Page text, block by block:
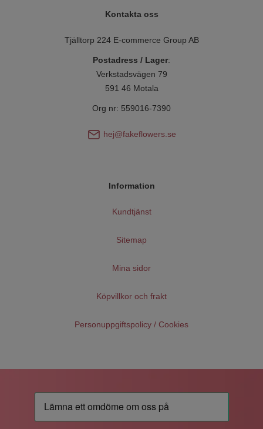
Kontakta oss
Tjälltorp 224 E-commerce Group AB
Postadress / Lager:
Verkstadsvägen 79
591 46 Motala
Org nr: 559016-7390
hej@fakeflowers.se
Information
Kundtjänst
Sitemap
Mina sidor
Köpvillkor och frakt
Personuppgiftspolicy / Cookies